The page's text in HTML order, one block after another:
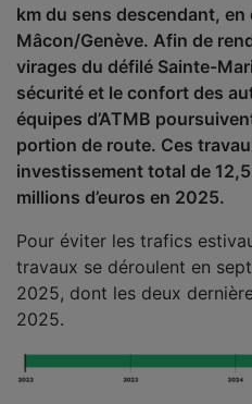
km du sens descendant,
Mâcon/Genève. Afin de
virages du défilé Sainte-
sécurité et le confort des
équipes d’ATMB
portion de route. Ces
investissement total de
millions d’euros en 2025.
Pour éviter les trafics
travaux se déroulent en
2025, dont les deux
2025.